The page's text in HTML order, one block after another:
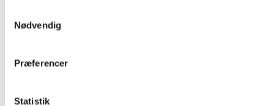
Nødvendig
Præferencer
Statistik
SAMFUND